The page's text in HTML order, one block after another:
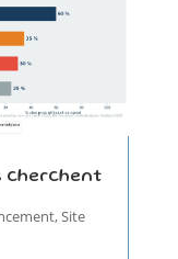
cherchent
,Site